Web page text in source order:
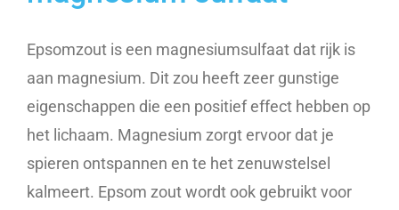
Epsomzout is een magnesiumsulfaat dat rijk is
aan magnesium. Dit zou heeft zeer gunstige
eigenschappen die een positief effect hebben op
het lichaam. Magnesium zorgt ervoor dat je
spieren ontspannen en te het zenuwstelsel
kalmeert. Epsom zout wordt ook gebruikt voor